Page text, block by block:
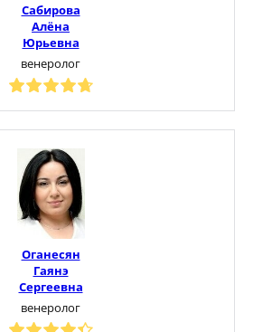
Сабирова
Алёна
Юрьевна
венеролог
Оганесян
Гаянэ
Сергеевна
венеролог